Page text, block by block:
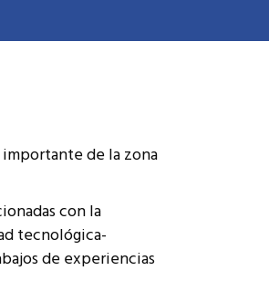
de la zona
con la
tecnológica-
de experiencias